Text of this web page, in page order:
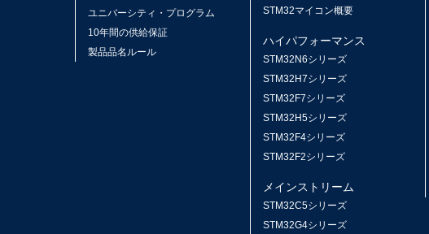
ユニバーシティ・プログラム
10年間の供給保証
製品品名ルール
STM32マイコン概要
ハイパフォーマンス
STM32N6シリーズ
STM32H7シリーズ
STM32F7シリーズ
STM32H5シリーズ
STM32F4シリーズ
STM32F2シリーズ
メインストリーム
STM32C5シリーズ
STM32G4シリーズ